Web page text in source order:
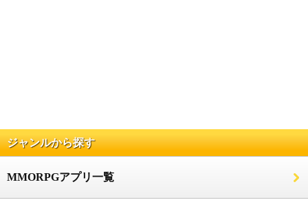
ジャンルから探す
MMORPGアプリ一覧